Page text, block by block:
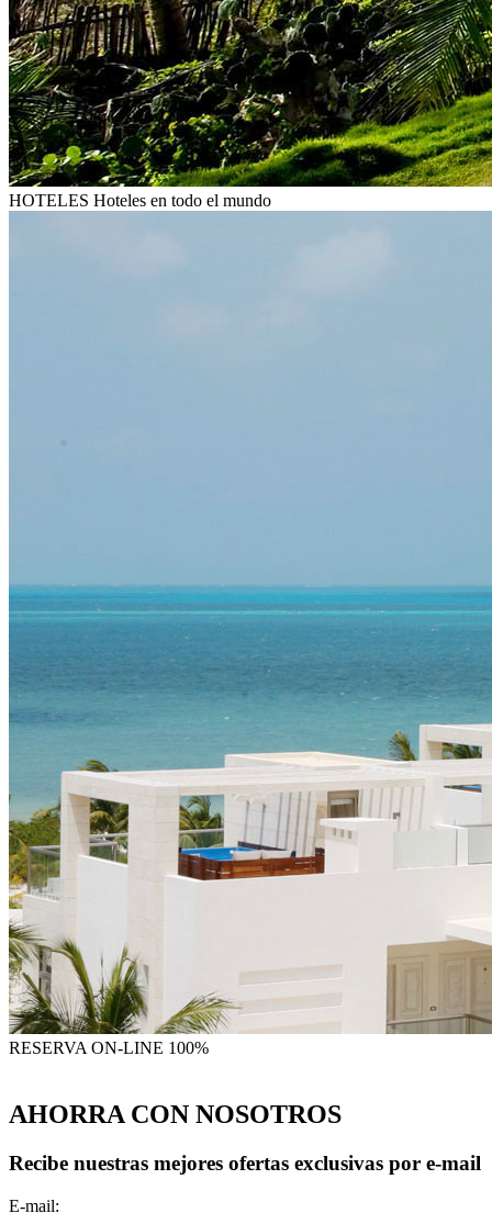
HOTELES Hoteles en todo el mundo
RESERVA ON-LINE 100%
AHORRA CON NOSOTROS
Recibe nuestras mejores ofertas exclusivas por e-mail
E-mail: